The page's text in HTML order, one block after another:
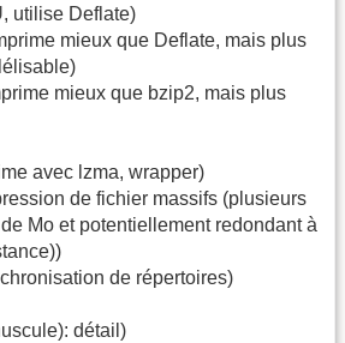
utilise Deflate)
mieux que Deflate, mais plus
mieux que bzip2, mais plus
avec lzma, wrapper)
de fichier massifs (plusieurs
Mo et potentiellement redondant à
de répertoires)
détail)